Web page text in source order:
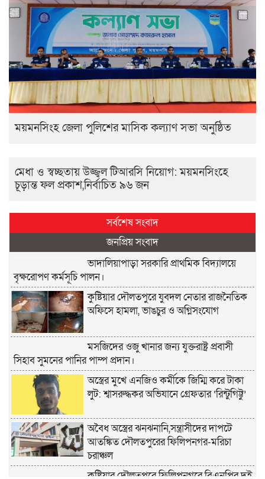
ময়মনসিংহ জেলা পুলিশের মাসিক কল্যাণ সভা অনুষ্ঠিত
মেধা ও স্বচ্ছতায় উজ্জ্বল টিআরসি নিয়োগ: ময়মনসিংহে
চূড়ান্ত ফল প্রকাশ,নির্বাচিত ৯৬ জন
সর্বশেষ সংবাদ
জনপ্রিয় সংবাদ
ভাদালিয়াপাড়া সরকারি প্রাথমিক বিদ্যালয়ে
বৃক্ষরোপণ কর্মসূচি পালন।
কুষ্টিয়ার দৌলতপুরে যুবদল নেতার রাজনৈতিক
অফিসে হামলা, ভাঙচুর ও অগ্নিসংযোগ
মসজিদের ওজু খানার জন্য যুক্তরাষ্ট্র প্রবাসী
সিহাব সুমনের পানির পাম্প প্রদান।
অস্ত্রের মুখে এনজিও কর্মীকে জিম্মি করে টাকা
লুট: শ্বাসরুদ্ধকর অভিযানে গ্রেফতার ‘রিন্টুগিট্টু’
অবৈধ অস্ত্রের ঝনঝনানি,সন্ত্রাসীদের দাপটে
আতঙ্কিত দৌলতপুরের ফিলিপনগর-মরিচা
চরাঞ্চল
কুষ্টিয়ার দৌলতপুরে ফিলিপনগরে বিএনপির দুই